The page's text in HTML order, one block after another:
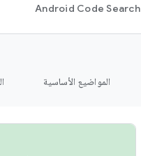
Android Code Search
المواضيع الأساسية